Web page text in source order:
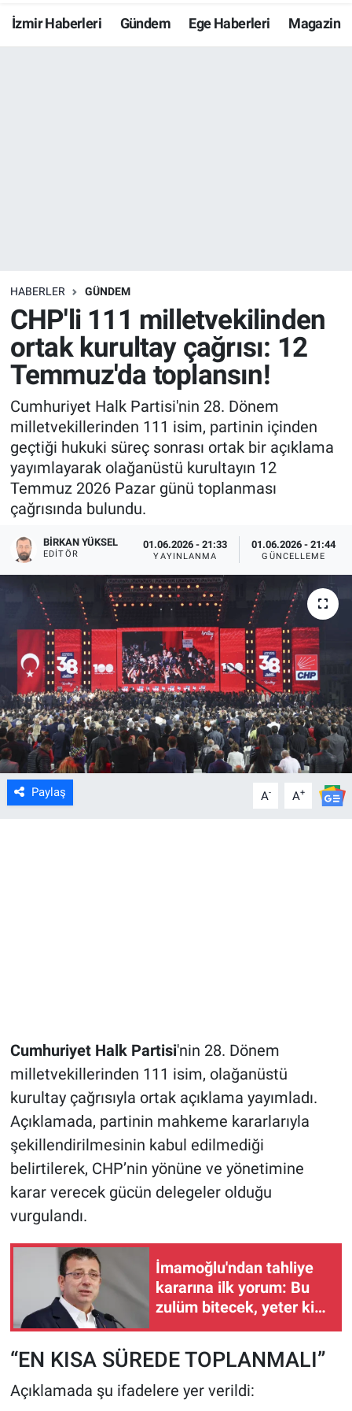
İzmir Haberleri Gündem Ege Haberleri Magazin
HABERLER GÜNDEM
CHP'li 111 milletvekilinden
ortak kurultay çağrısı: 12
Temmuz'da toplansın!
Cumhuriyet Halk Partisi'nin 28. Dönem
milletvekillerinden 111 isim, partinin içinden
geçtiği hukuki süreç sonrası ortak bir açıklama
yayımlayarak olağanüstü kurultayın 12
Temmuz 2026 Pazar günü toplanması
çağrısında bulundu.
BIRKAN YÜKSEL
EDITÖR
01.06.2026 - 21:33
YAYINLANMA
01.06.2026 - 21:44
GÜNCELLEME
Paylaş A- A+
Cumhuriyet Halk Partisi'nin 28. Dönem
milletvekillerinden 111 isim, olağanüstü
kurultay çağrısıyla ortak açıklama yayımladı.
Açıklamada, partinin mahkeme kararlarıyla
şekillendirilmesinin kabul edilmediği
belirtilerek, CHP’nin yönüne ve yönetimine
karar verecek gücün delegeler olduğu
vurgulandı.
İmamoğlu'ndan tahliye
kararına ilk yorum: Bu
zulüm bitecek, yeter ki
“EN KISA SÜREDE TOPLANMALI”
Açıklamada şu ifadelere yer verildi:
Resmi İlanlar